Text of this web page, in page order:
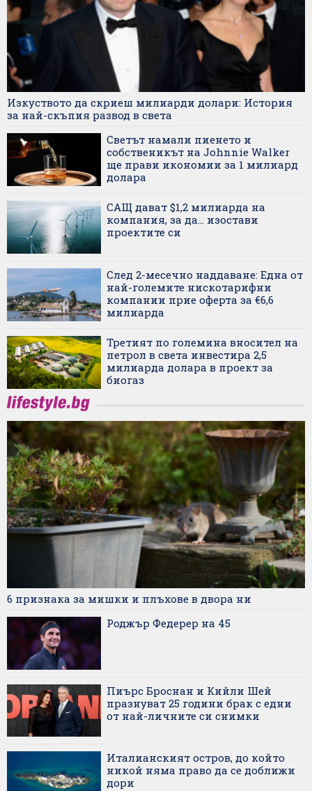
Изкуството да скриеш милиарди долари: История
за най-скъпия развод в света
Светът намали пиенето и
собственикът на Johnnie Walker
ще прави икономии за 1 милиард
долара
САЩ дават $1,2 милиарда на
компания, за да... изостави
проектите си
След 2-месечно наддаване: Една от
най-големите нискотарифни
компании прие оферта за €6,6
милиарда
Третият по големина вносител на
петрол в света инвестира 2,5
милиарда долара в проект за
биогаз
6 признака за мишки и плъхове в двора ни
Роджър Федерер на 45
Пиърс Броснан и Кийли Шей
празнуват 25 години брак с едни
от най-личните си снимки
Италианският остров, до който
никой няма право да се доближи
дори